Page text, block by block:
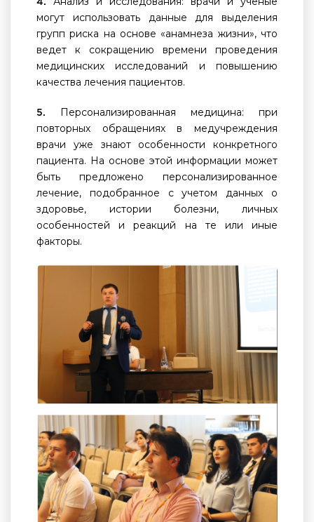
4.
могут использовать данные для выделения
групп риска на основе «анамнеза жизни», что
ведет к сокращению времени проведения
медицинских исследований и повышению
качества лечения пациентов.
5.
Персонализированная медицина: при
повторных обращениях в медучреждения
врачи уже знают особенности конкретного
пациента. На основе этой информации может
быть предложено персонализированное
лечение, подобранное с учетом данных о
здоровье, истории болезни, личных
особенностей и реакций на те или иные
факторы.